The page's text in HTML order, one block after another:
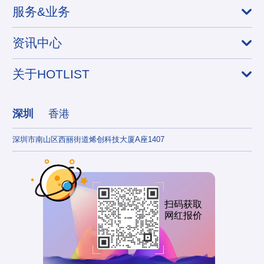
服务&业务
资讯中心
关于HOTLIST
深圳 香港
深圳市南山区西丽街道烯创科技大厦A座1407
扫码获取
网红报价